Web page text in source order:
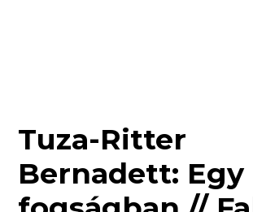
Tuza-Ritter
Bernadett: Egy